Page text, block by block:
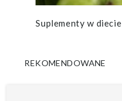
Suplementy w diecie
REKOMENDOWANE